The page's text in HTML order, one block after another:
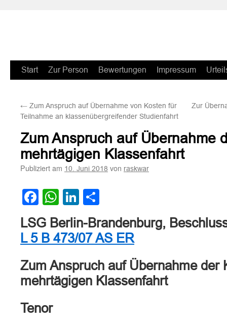
Zum
springen
Start Zur Person Bewertungen Impressum
← Zum Anspruch auf Übernahme von Kosten für
Teilnahme an klassenübergreifender Studienfahrt
Zur
Zum Anspruch auf Übernahme
mehrtägigen Klassenfahrt
Publiziert am 10. Juni 2018 von raskwar
Facebook
WhatsApp
LinkedIn
LSG Berlin-Brandenburg,
L 5 B 473/07 AS ER
Zum Anspruch auf Übernahme der
mehrtägigen Klassenfahrt
Tenor